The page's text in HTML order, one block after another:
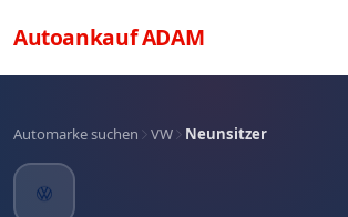
AutoankaufADAM
Automarke suchen VW Neunsitzer